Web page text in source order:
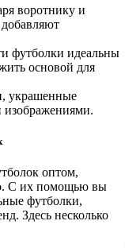
воротнику и
футболки идеальны
основой для
украшенные
оптом,
С их помощью вы
футболки,
Здесь несколько